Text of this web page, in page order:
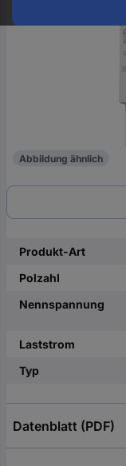
Abbildung ähnlich
Produkt-Art
Polzahl
Nennspannung
Laststrom
Typ
Datenblatt (PDF)